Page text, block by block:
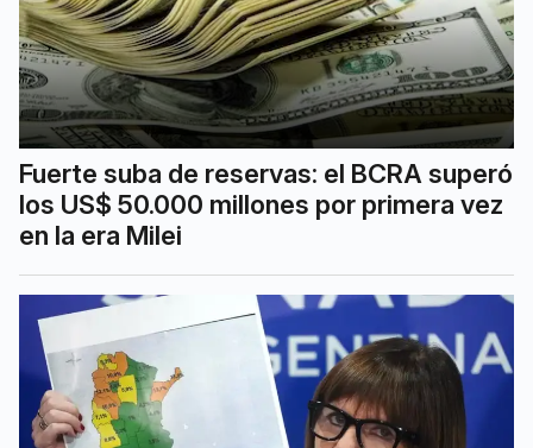
Fuerte suba de reservas: el BCRA superó
los US$ 50.000 millones por primera vez
en la era Milei